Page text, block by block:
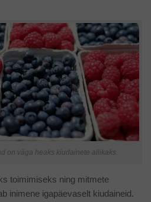
on väga heaks kiudainete allikaks.
toimimiseks ning mitmete
inimene igapäevaselt kiudaineid.